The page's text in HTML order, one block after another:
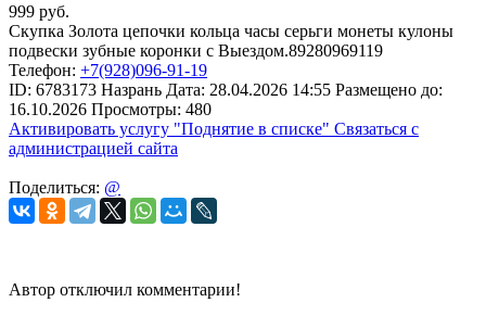
999 руб.
Скупка Золота цепочки кольца часы серьги монеты кулоны
подвески зубные коронки с Выездом.89280969119
Телефон: +7(928)096-91-19
ID: 6783173 Назрань Дата: 28.04.2026 14:55 Размещено до:
16.10.2026 Просмотры: 480
Активировать услугу "Поднятие в списке" Связаться с
администрацией сайта
Поделиться: @
Автор отключил комментарии!